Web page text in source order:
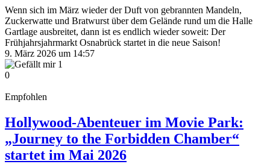
Wenn sich im März wieder der Duft von gebrannten Mandeln,
Zuckerwatte und Bratwurst über dem Gelände rund um die Halle
Gartlage ausbreitet, dann ist es endlich wieder soweit: Der
Frühjahrsjahrmarkt Osnabrück startet in die neue Saison!
9. März 2026 um 14:57
1
0
Empfohlen
Hollywood-Abenteuer im Movie Park:
„Journey to the Forbidden Chamber“
startet im Mai 2026